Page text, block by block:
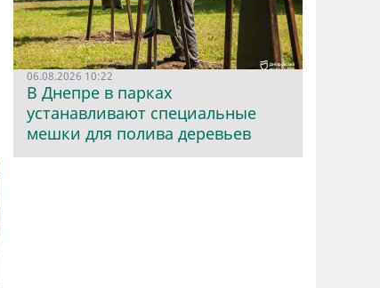
06.08.2026 10:22
В Днепре в парках
устанавливают специальные
мешки для полива деревьев